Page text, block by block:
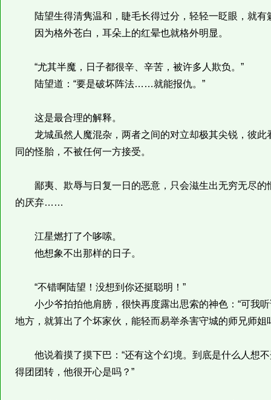
陆望生得清隽温和，睫毛长得过分，轻轻一眨眼，就有
因为格外苍白，耳朵上的红晕也就格外明显。
“尤其半魔，日子都很辛、辛苦，被许多人欺负。”
陆望道：“要是破坏阵法……就能报仇。”
这是最合理的解释。
龙城虽然人魔混杂，两者之间的对立却极其尖锐，彼此
同的怪胎，不被任何一方接受。
鄙夷、欺辱与日复一日的恶意，只会滋生出无穷无尽的
的厌弃……
江星燃打了个哆嗦。
他想象不出那样的日子。
“不错啊陆望！没想到你还挺聪明！”
小少爷拍拍他肩膀，很快再度露出思索的神色：“可我听
地方，就算出了个坏家伙，能轻而易举杀害守城的师兄师姐
他说着摸了摸下巴：“还有这个幻境。到底是什么人想不
得团团转，他很开心是吗？”